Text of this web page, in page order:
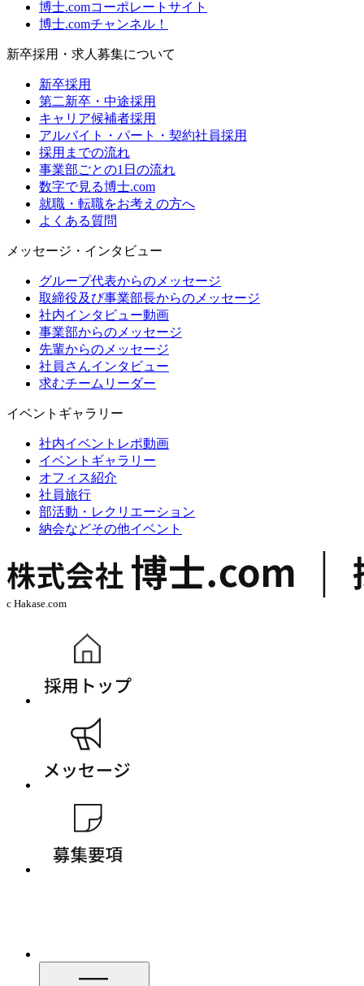
博士.comコーポレートサイト
博士.comチャンネル！
新卒採用・求人募集について
新卒採用
第二新卒・中途採用
キャリア候補者採用
アルバイト・パート・契約社員採用
採用までの流れ
事業部ごとの1日の流れ
数字で見る博士.com
就職・転職をお考えの方へ
よくある質問
メッセージ・インタビュー
グループ代表からのメッセージ
取締役及び事業部長からのメッセージ
社内インタビュー動画
事業部からのメッセージ
先輩からのメッセージ
社員さんインタビュー
求むチームリーダー
イベントギャラリー
社内イベントレポ動画
イベントギャラリー
オフィス紹介
社員旅行
部活動・レクリエーション
納会などその他イベント
c Hakase.com